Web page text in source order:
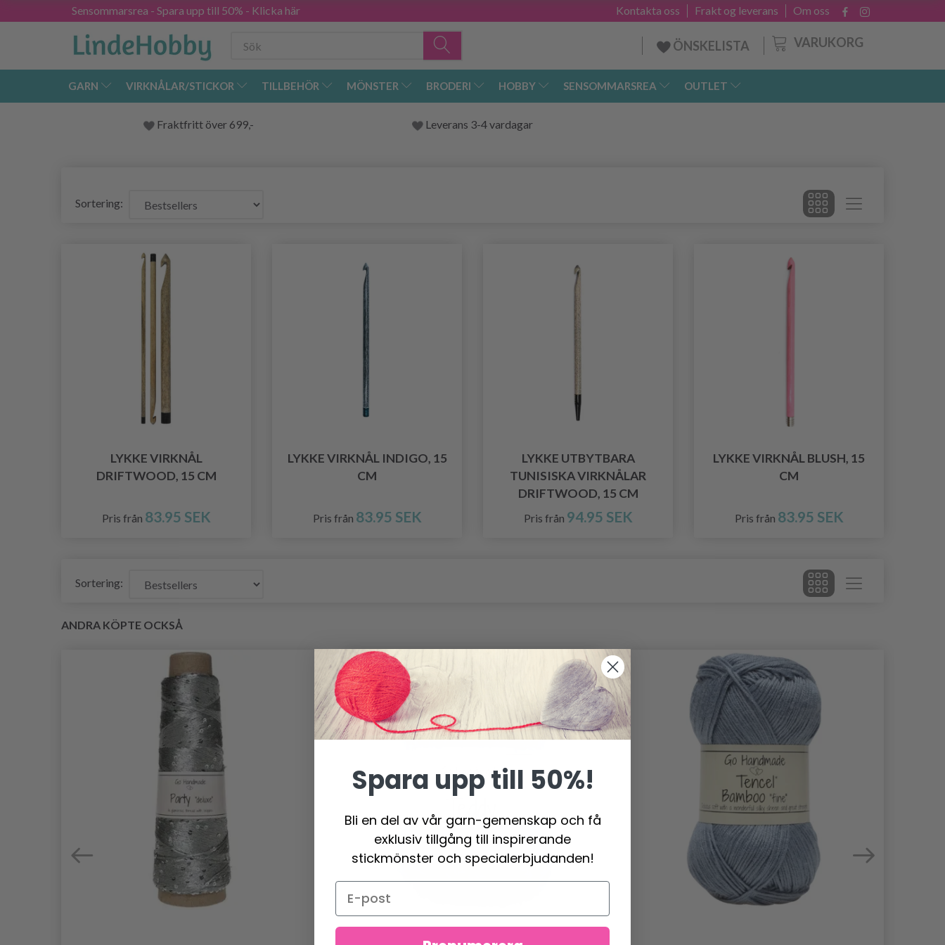
Sensommarsrea - Spara upp till 50% - Klicka här Om oss
Frakt og leverans
Kontakta oss
VARUKORG
ÖNSKELISTA
GARN VIRKNÅLAR/STICKOR TILLBEHÖR MÖNSTER BRODERI HOBBY SENSOMMARSREA OUTLET
Fraktfritt över 699,- Leverans 3-4 vardagar
Sortering:
LYKKE VIRKNÅL
DRIFTWOOD, 15 CM
Pris från 83.95 SEK
LYKKE VIRKNÅL INDIGO, 15
CM
Pris från 83.95 SEK
LYKKE UTBYTBARA
TUNISISKA VIRKNÅLAR
DRIFTWOOD, 15 CM
Pris från 94.95 SEK
LYKKE VIRKNÅL BLUSH, 15
CM
Pris från 83.95 SEK
Sortering:
ANDRA KÖPTE OCKSÅ
Spara upp till 50%!
Bli en del av vår garn-gemenskap och få
exklusiv tillgång till inspirerande
stickmönster och specialerbjudanden!